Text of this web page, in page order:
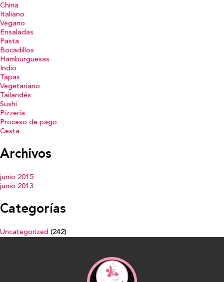
China
Italiano
Vegano
Ensaladas
Pasta
Bocadillos
Hamburguesas
Indio
Tapas
Vegetariano
Tailandés
Sushi
Pizzería
Proceso de pago
Cesta
Archivos
junio 2015
junio 2013
Categorías
Uncategorized (242)